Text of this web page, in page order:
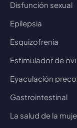
Disfunción sexual
Epilepsia
Esquizofrenia
Estimulador de
Eyaculación
Gastrointestinal
La salud de la